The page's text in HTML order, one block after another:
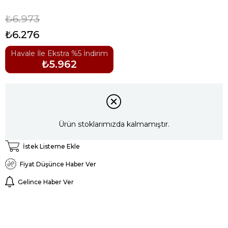
₺6.973
₺6.276
Havale İle Ekstra %5 İndirim
₺5.962
Ürün stoklarımızda kalmamıştır.
İstek Listeme Ekle
Fiyat Düşünce Haber Ver
Gelince Haber Ver